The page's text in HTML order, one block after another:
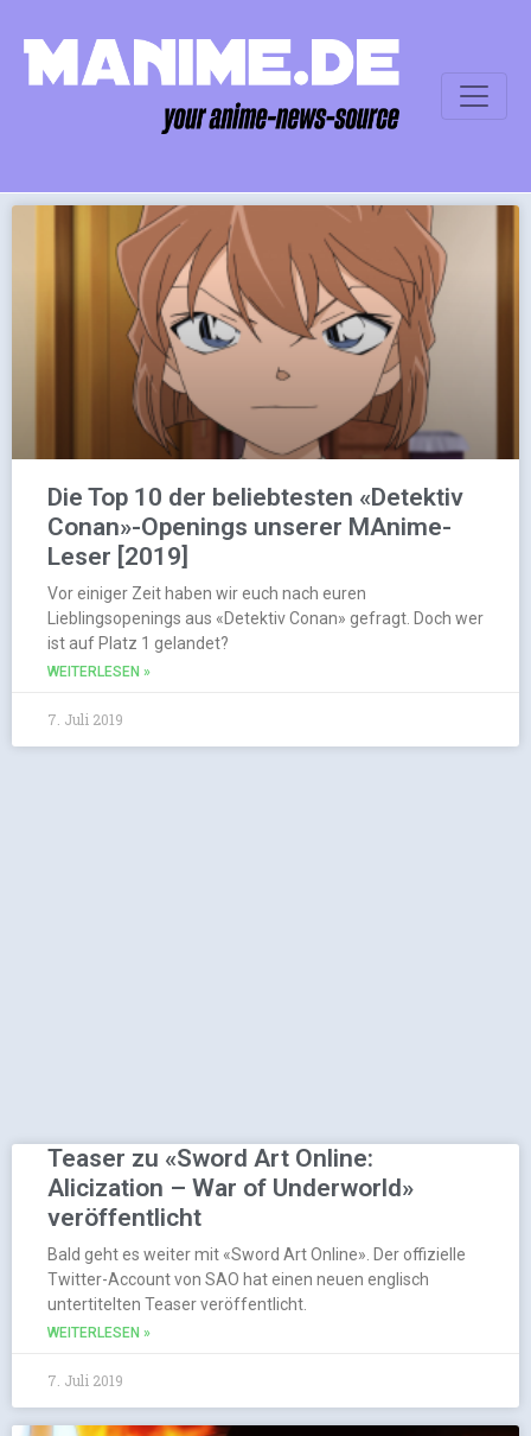
Die Top 10 der beliebtesten «Detektiv
Conan»-Openings unserer MAnime-
Leser [2019]
Vor einiger Zeit haben wir euch nach euren
Lieblingsopenings aus «Detektiv Conan» gefragt. Doch wer
ist auf Platz 1 gelandet?
WEITERLESEN »
7. Juli 2019
Teaser zu «Sword Art Online:
Alicization – War of Underworld»
veröffentlicht
Bald geht es weiter mit «Sword Art Online». Der offizielle
Twitter-Account von SAO hat einen neuen englisch
untertitelten Teaser veröffentlicht.
WEITERLESEN »
7. Juli 2019